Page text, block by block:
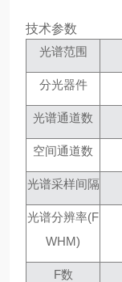
技术参数
光谱范围
分光器件
光谱通道数
空间通道数
光谱采样间隔
光谱分辨率(F
WHM)
F数